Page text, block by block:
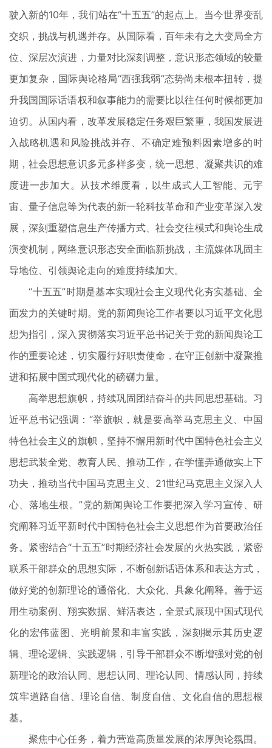
驶入新的10年，我们站在“十五五”的起点上。当今世界变乱
交织，挑战与机遇并存。从国际看，百年未有之大变局全方
位、深层次演进，力量对比深刻调整，意识形态领域的较量
更加复杂，国际舆论格局“西强我弱”态势尚未根本扭转，提
升我国国际话语权和叙事能力的需要比以往任何时候都更加
迫切。从国内看，改革发展稳定任务艰巨繁重，我国发展进
入战略机遇和风险挑战并存、不确定难预料因素增多的时
期，社会思想意识多元多样多变，统一思想、凝聚共识的难
度进一步加大。从技术维度看，以生成式人工智能、元宇
宙、量子信息等为代表的新一轮科技革命和产业变革深入发
展，深刻重塑信息生产传播方式、社会交往模式和舆论生成
演变机制，网络意识形态安全面临新挑战，主流媒体巩固主
导地位、引领舆论走向的难度持续加大。
“十五五”时期是基本实现社会主义现代化夯实基础、全
面发力的关键时期。党的新闻舆论工作者要以习近平文化思
想为指引，深入贯彻落实习近平总书记关于党的新闻舆论工
作的重要论述，切实履行好职责使命，在守正创新中凝聚推
进和拓展中国式现代化的磅礴力量。
高举思想旗帜，持续巩固团结奋斗的共同思想基础。习
近平总书记强调：“举旗帜，就是要高举马克思主义、中国
特色社会主义的旗帜，坚持不懈用新时代中国特色社会主义
思想武装全党、教育人民、推动工作，在学懂弄通做实上下
功夫，推动当代中国马克思主义、21世纪马克思主义深入人
心、落地生根。”党的新闻舆论工作要把深入学习宣传、研
究阐释习近平新时代中国特色社会主义思想作为首要政治任
务。紧密结合“十五五”时期经济社会发展的火热实践，紧密
联系干部群众的思想实际，不断创新话语体系和表达方式，
做好党的创新理论的通俗化、大众化、具象化阐释。善于运
用生动案例、翔实数据、鲜活表达，全景式展现中国式现代
化的宏伟蓝图、光明前景和丰富实践，深刻揭示其历史逻
辑、理论逻辑、实践逻辑，引导干部群众不断增强对党的创
新理论的政治认同、思想认同、理论认同、情感认同，持续
筑牢道路自信、理论自信、制度自信、文化自信的思想根
基。
聚焦中心任务，着力营造高质量发展的浓厚舆论氛围。